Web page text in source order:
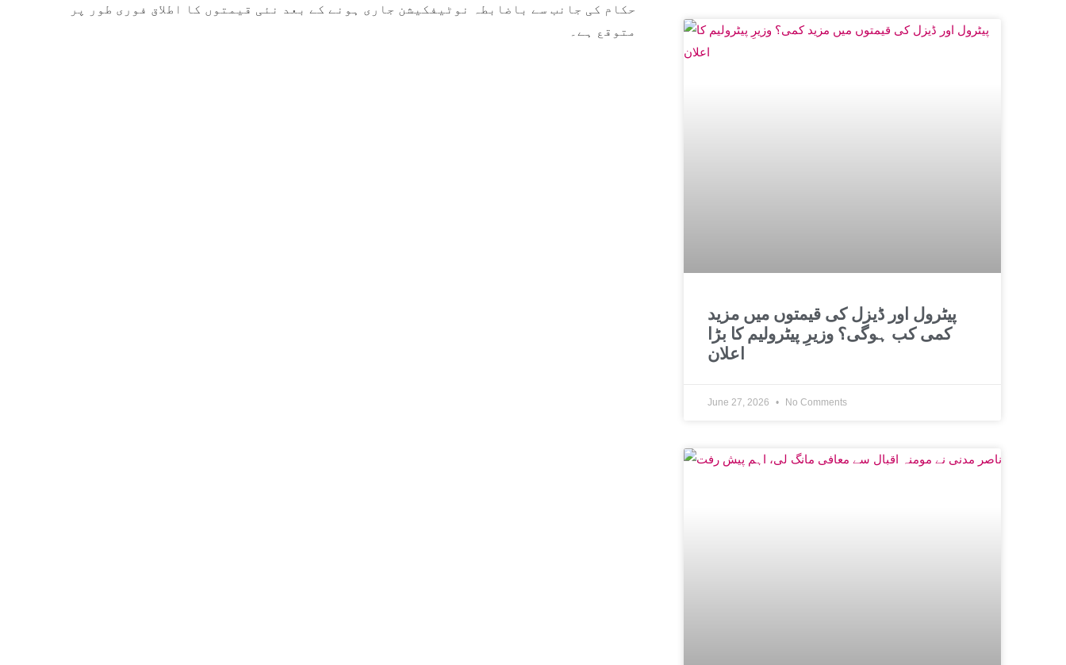
حکام کی جانب سے باضابطہ نوٹیفکیشن جاری ہونے کے بعد نئی قیمتوں کا اطلاق فوری طور پر
متوقع ہے۔
پیٹرول اور ڈیزل کی قیمتوں میں مزید
کمی کب ہوگی؟ وزیرِ پیٹرولیم کا بڑا
اعلان
June 27, 2026 No Comments